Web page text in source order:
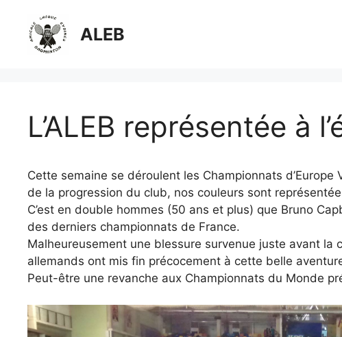
contenu
ALEB
L’ALEB représentée à
Cette semaine se déroulent les Championnats
de la progression du club, nos couleurs sont
C’est en double hommes (50 ans et plus) que Bruno
des derniers championnats de France.
Malheureusement une blessure survenue juste avant la
allemands ont mis fin précocement à cette belle
Peut-être une revanche aux Championnats du Monde